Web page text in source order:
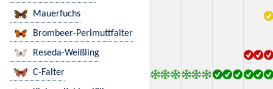
Mauerfuchs
Brombeer-Perlmuttfalter
Reseda-Weißling
C-Falter